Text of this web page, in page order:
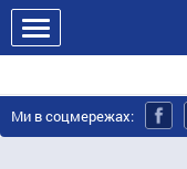
Ми в соцмережах: